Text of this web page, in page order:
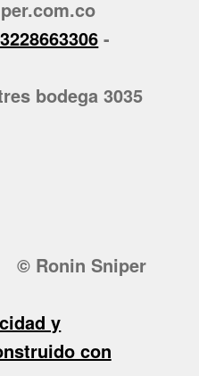
-
bodega 3035
© Ronin Sniper
y
con